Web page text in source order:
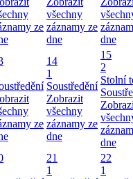
ze
všechny
záznamy ze
dne
dne
ze
14
1
Soustředění
Zobrazit
všechny
záznamy ze
dne
15
2
Stolní
dne
21
1
22
1